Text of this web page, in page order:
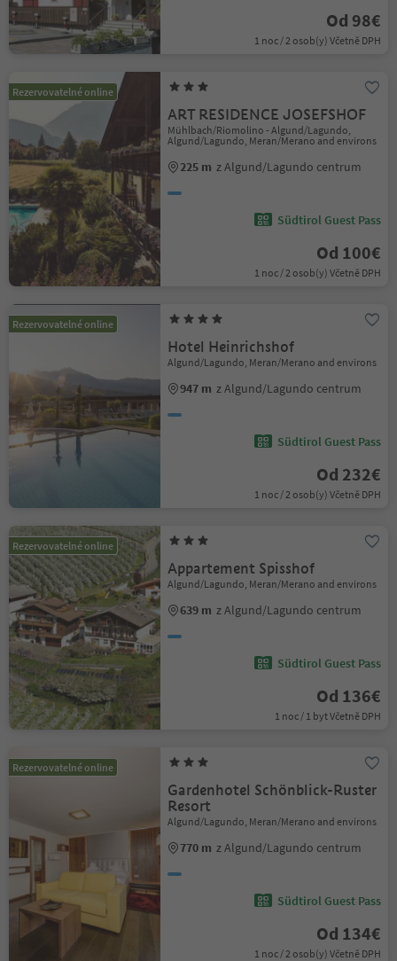
Od 98€
1 noc / 2 osob(y) Včetně DPH
Rezervovatelné online
ART RESIDENCE JOSEFSHOF
Mühlbach/Riomolino - Algund/Lagundo,
Algund/Lagundo, Meran/Merano and environs
225 m z Algund/Lagundo centrum
Südtirol Guest Pass
Od 100€
1 noc / 2 osob(y) Včetně DPH
Rezervovatelné online
Hotel Heinrichshof
Algund/Lagundo, Meran/Merano and environs
947 m z Algund/Lagundo centrum
Südtirol Guest Pass
Od 232€
1 noc / 2 osob(y) Včetně DPH
Rezervovatelné online
Appartement Spisshof
Algund/Lagundo, Meran/Merano and environs
639 m z Algund/Lagundo centrum
Südtirol Guest Pass
Od 136€
1 noc / 1 byt Včetně DPH
Rezervovatelné online
Gardenhotel Schönblick-Ruster
Resort
Algund/Lagundo, Meran/Merano and environs
770 m z Algund/Lagundo centrum
Südtirol Guest Pass
Od 134€
1 noc / 2 osob(y) Včetně DPH